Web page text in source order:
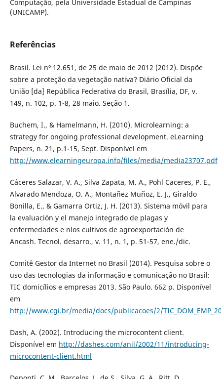
Computação, pela Universidade Estadual de Campinas
(UNICAMP).
Referências
Brasil. Lei nº 12.651, de 25 de maio de 2012 (2012). Dispõe
sobre a proteção da vegetação nativa? Diário Oficial da
União [da] República Federativa do Brasil, Brasí­lia, DF, v.
149, n. 102, p. 1-8, 28 maio. Seção 1.
Buchem, I., & Hamelmann, H. (2010). Microlearning: a
strategy for ongoing professional development. eLearning
Papers, n. 21, p.1-15, Sept. Disponí­vel em
http://www.elearningeuropa.info/files/media/media23707.pdf
Cáceres Salazar, V. A., Silva Zapata, M. A., Pohl Caceres, P. E.,
Alvarado Mendoza, O. A., Montañez Muñoz, E. J., Giraldo
Bonilla, E., & Gamarra Ortiz, J. H. (2013). Sistema móvil para
la evaluación y el manejo integrado de plagas y
enfermedades e nlos cultivos de agroexportación de
Ancash. Tecnol. desarro., v. 11, n. 1, p. 51-57, ene./dic.
Comitê Gestor da Internet no Brasil (2014). Pesquisa sobre o
uso das tecnologias da informação e comunicação no Brasil:
TIC domicí­lios e empresas 2013. São Paulo. 662 p. Disponí­vel
em
http://www.cgi.br/media/docs/publicacoes/2/
Dash, A. (2002). Introducing the microcontent client.
Disponí­vel em http://dashes.com/anil/2002/11/introducing-
microcontent-client.html